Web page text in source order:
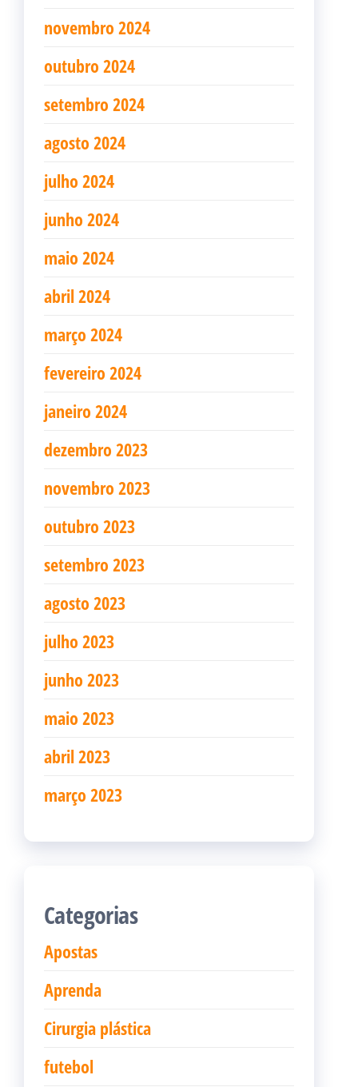
novembro 2024
outubro 2024
setembro 2024
agosto 2024
julho 2024
junho 2024
maio 2024
abril 2024
março 2024
fevereiro 2024
janeiro 2024
dezembro 2023
novembro 2023
outubro 2023
setembro 2023
agosto 2023
julho 2023
junho 2023
maio 2023
abril 2023
março 2023
Categorias
Apostas
Aprenda
Cirurgia plástica
futebol